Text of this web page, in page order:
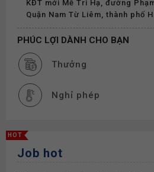
KĐT mới Mễ Trì Hạ, đường
Quận Nam Từ Liêm, thành phố
PHÚC LỢI DÀNH CHO BẠN
Thưởng
Nghỉ phép
HOT
Job hot